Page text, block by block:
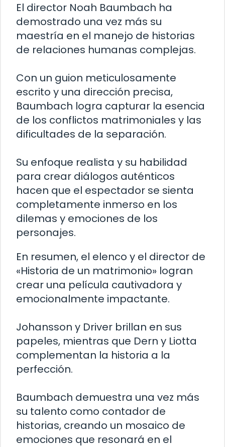
El director Noah Baumbach ha
demostrado una vez más su
maestría en el manejo de historias
de relaciones humanas complejas.
Con un guion meticulosamente
escrito y una dirección precisa,
Baumbach logra capturar la esencia
de los conflictos matrimoniales y las
dificultades de la separación.
Su enfoque realista y su habilidad
para crear diálogos auténticos
hacen que el espectador se sienta
completamente inmerso en los
dilemas y emociones de los
personajes.
En resumen, el elenco y el director de
«Historia de un matrimonio» logran
crear una película cautivadora y
emocionalmente impactante.
Johansson y Driver brillan en sus
papeles, mientras que Dern y Liotta
complementan la historia a la
perfección.
Baumbach demuestra una vez más
su talento como contador de
historias, creando un mosaico de
emociones que resonará en el